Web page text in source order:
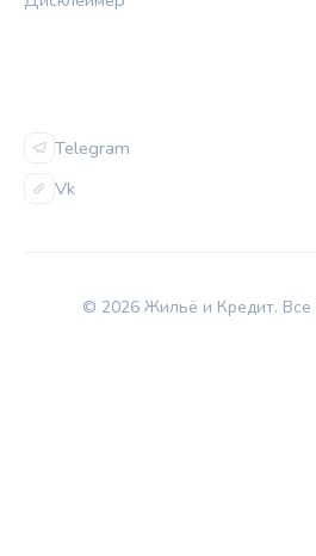
Telegram
Vk
© 2026 Жильё и Кредит.